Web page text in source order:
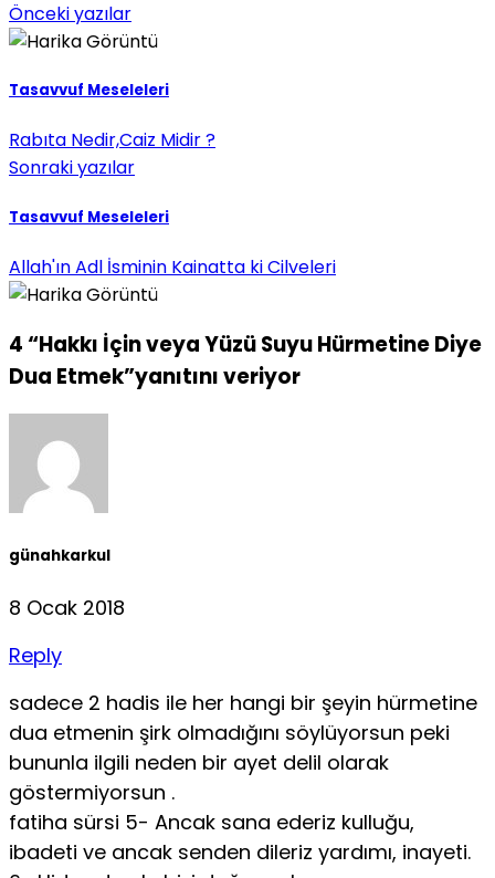
Önceki yazılar
Tasavvuf Meseleleri
Rabıta Nedir,Caiz Midir ?
Sonraki yazılar
Tasavvuf Meseleleri
Allah'ın Adl İsminin Kainatta ki Cilveleri
4 “Hakkı İçin veya Yüzü Suyu Hürmetine Diye
Dua Etmek”yanıtını veriyor
günahkarkul
8 Ocak 2018
Reply
sadece 2 hadis ile her hangi bir şeyin hürmetine
dua etmenin şirk olmadığını söylüyorsun peki
bununla ilgili neden bir ayet delil olarak
göstermiyorsun .
fatiha sürsi 5- Ancak sana ederiz kulluğu,
ibadeti ve ancak senden dileriz yardımı, inayeti.